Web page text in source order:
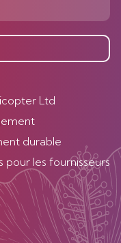
Ltd
durable
pour les fournisseurs